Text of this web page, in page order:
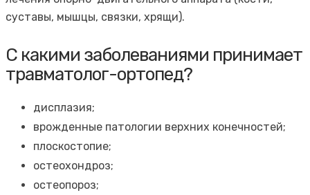
суставы, мышцы, связки, хрящи).
С какими заболеваниями принимает
травматолог-ортопед?
дисплазия;
врожденные патологии верхних конечностей;
плоскостопие;
остеохондроз;
остеопороз;